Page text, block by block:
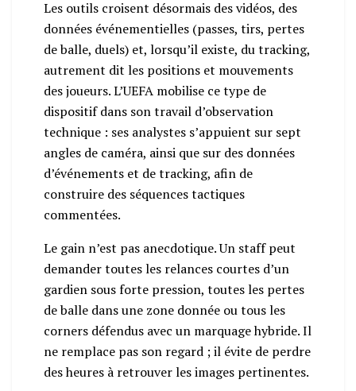
Les outils croisent désormais des vidéos, des
données événementielles (passes, tirs, pertes
de balle, duels) et, lorsqu’il existe, du tracking,
autrement dit les positions et mouvements
des joueurs. L’UEFA mobilise ce type de
dispositif dans son travail d’observation
technique : ses analystes s’appuient sur sept
angles de caméra, ainsi que sur des données
d’événements et de tracking, afin de
construire des séquences tactiques
commentées.
Le gain n’est pas anecdotique. Un staff peut
demander toutes les relances courtes d’un
gardien sous forte pression, toutes les pertes
de balle dans une zone donnée ou tous les
corners défendus avec un marquage hybride. Il
ne remplace pas son regard ; il évite de perdre
des heures à retrouver les images pertinentes.